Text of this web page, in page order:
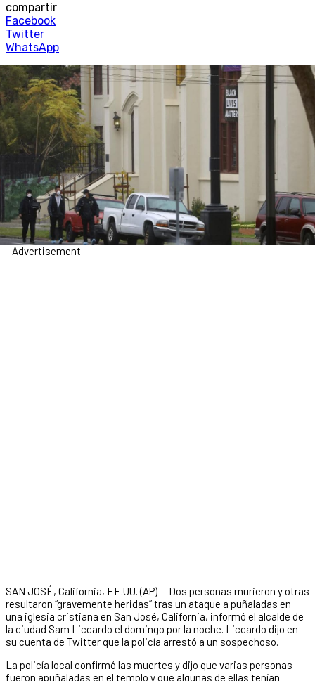
compartir
Facebook
Twitter
WhatsApp
- Advertisement -
SAN JOSÉ, California, EE.UU. (AP) — Dos personas murieron y otras
resultaron “gravemente heridas” tras un ataque a puñaladas en
una iglesia cristiana en San José, California, informó el alcalde de
la ciudad Sam Liccardo el domingo por la noche. Liccardo dijo en
su cuenta de Twitter que la policía arrestó a un sospechoso.
La policía local confirmó las muertes y dijo que varias personas
fueron apuñaladas en el templo y que algunas de ellas tenían